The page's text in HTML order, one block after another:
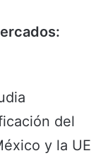
del
y la UE